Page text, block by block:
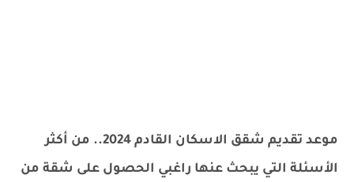
موعد تقديم شقق الاسكان القادم 2024.. من أكثر
الأسئلة التي يبحث عنها راغبي الحصول على شقة من